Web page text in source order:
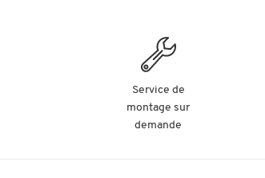
Service de
montage sur
demande